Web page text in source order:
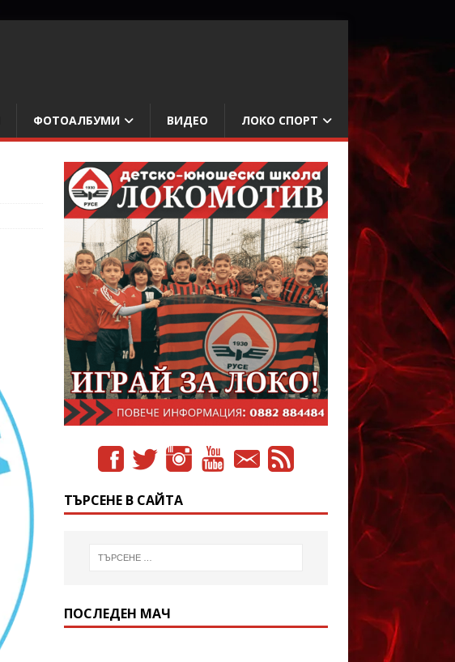
ФОТОАЛБУМИ ВИДЕО ЛОКО СПОРТ
ТЪРСЕНЕ В САЙТА
ПОСЛЕДЕН МАЧ